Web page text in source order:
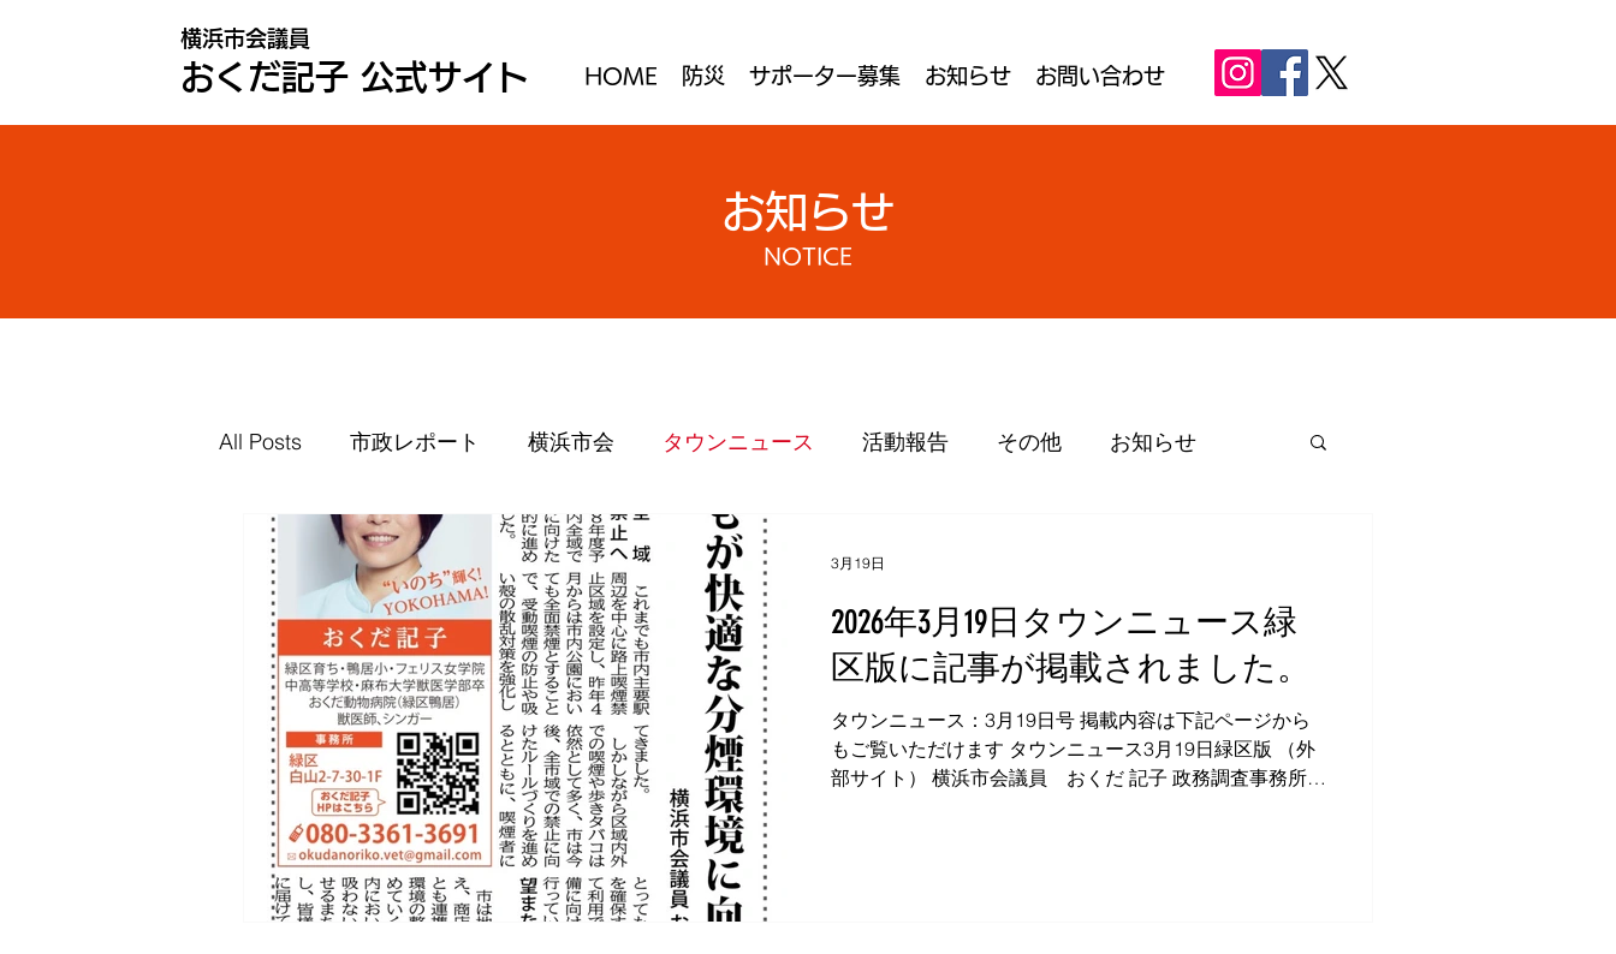
横浜市会議員
おくだ記子 公式サイト HOME 防災 サポーター募集 お知らせ お問い合わせ
お知らせ
NOTICE
All Posts 市政レポート 横浜市会 タウンニュース 活動報告 その他 お知らせ
2026年3月19日タウンニュース緑
区版に記事が掲載されました。
タウンニュース：3月19日号 掲載内容は下記ページから
もご覧いただけます タウンニュース3月19日緑区版 （外
部サイト） 横浜市会議員 おくだ 記子 政務調査事務所
3月19日